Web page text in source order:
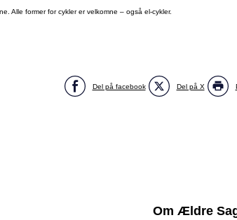
Alle former for cykler er velkomne – også el-cykler.
Del på facebook Del på X
Om Ældre